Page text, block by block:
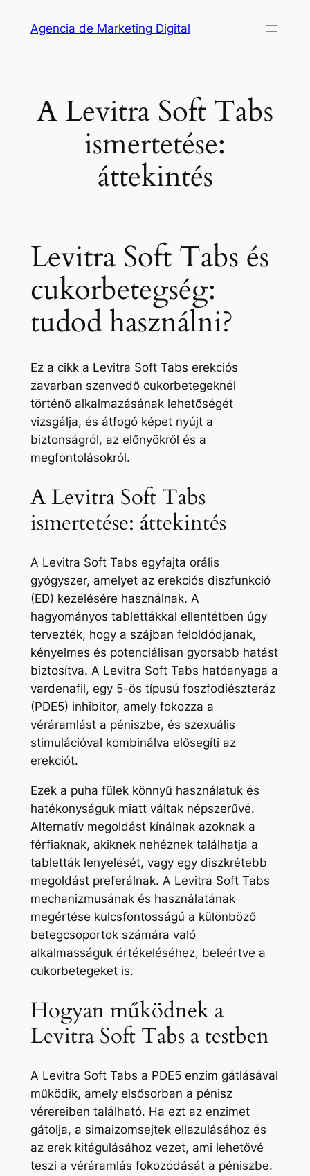
Agencia de Marketing Digital
A Levitra Soft Tabs
ismertetése:
áttekintés
Levitra Soft Tabs és
cukorbetegség:
tudod használni?
Ez a cikk a Levitra Soft Tabs erekciós
zavarban szenvedő cukorbetegeknél
történő alkalmazásának lehetőségét
vizsgálja, és átfogó képet nyújt a
biztonságról, az előnyökről és a
megfontolásokról.
A Levitra Soft Tabs
ismertetése: áttekintés
A Levitra Soft Tabs egyfajta orális
gyógyszer, amelyet az erekciós diszfunkció
(ED) kezelésére használnak. A
hagyományos tablettákkal ellentétben úgy
tervezték, hogy a szájban feloldódjanak,
kényelmes és potenciálisan gyorsabb hatást
biztosítva. A Levitra Soft Tabs hatóanyaga a
vardenafil, egy 5-ös típusú foszfodiészteráz
(PDE5) inhibitor, amely fokozza a
véráramlást a péniszbe, és szexuális
stimulációval kombinálva elősegíti az
erekciót.
Ezek a puha fülek könnyű használatuk és
hatékonyságuk miatt váltak népszerűvé.
Alternatív megoldást kínálnak azoknak a
férfiaknak, akiknek nehéznek találhatja a
tabletták lenyelését, vagy egy diszkrétebb
megoldást preferálnak. A Levitra Soft Tabs
mechanizmusának és használatának
megértése kulcsfontosságú a különböző
betegcsoportok számára való
alkalmasságuk értékeléséhez, beleértve a
cukorbetegeket is.
Hogyan működnek a
Levitra Soft Tabs a testben
A Levitra Soft Tabs a PDE5 enzim gátlásával
működik, amely elsősorban a pénisz
vérereiben található. Ha ezt az enzimet
gátolja, a simaizomsejtek ellazulásához és
az erek kitágulásához vezet, ami lehetővé
teszi a véráramlás fokozódását a péniszbe.